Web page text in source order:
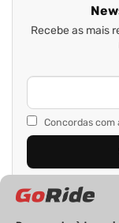
Recebe as mais
Concordas com